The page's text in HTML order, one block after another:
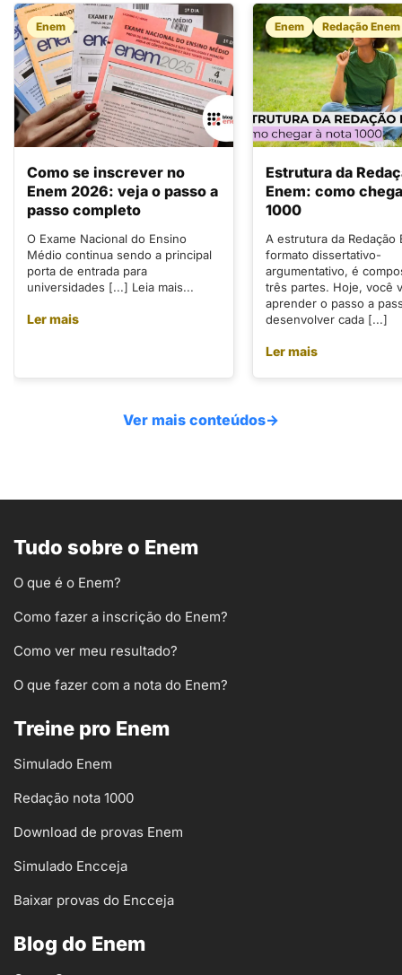
Enem
Como se inscrever no
Enem 2026: veja o passo a
passo completo
O Exame Nacional do Ensino
Médio continua sendo a principal
porta de entrada para
universidades [...] Leia mais...
Ler mais
Enem Redação Enem
Estrutura da
Enem: como
1000
A estrutura da Redação
formato dissertativo-
argumentativo, é
três partes. Hoje, você
aprender o passo a
desenvolver cada [...]
Ler mais
Ver mais conteúdos→
Tudo sobre o Enem
O que é o Enem?
Como fazer a inscrição do Enem?
Como ver meu resultado?
O que fazer com a nota do Enem?
Treine pro Enem
Simulado Enem
Redação nota 1000
Download de provas Enem
Simulado Encceja
Baixar provas do Encceja
Blog do Enem